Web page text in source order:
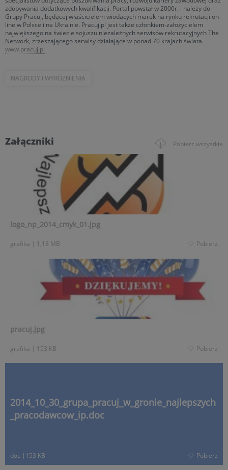
zdobywania dodatkowych kwalifikacji. Portal powstał w 2000r. i należy do
Grupy Pracuj, będącej właścicielem wiodących marek na rynku rekrutacji on-
line w Polsce i na Ukrainie. Pracuj.pl jest także członkiem-założycielem
największego na świecie sojuszu niezależnych serwisów rekrutacyjnych The
Network, zrzeszającego serwisy działające w ponad 70 krajach świata.
www.pracuj.pl
NAGRODY I WYRÓŻNIENIA
Załączniki Pobierz wszystkie
logo_np_2014_cmyk_01.jpg
grafika | 1,18 MB Pobierz
pracuj.jpg
grafika | 153 KB Pobierz
2014_10_30_grupa_pracuj_w_gronie_najlepszych
_pracodawcow_ip.doc
doc | 153 KB Pobierz